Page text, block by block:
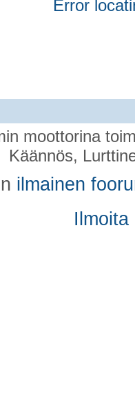
Error
moottorina
Käännös,
ilmainen